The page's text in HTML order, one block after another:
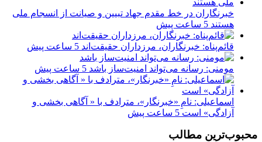
خبرنگاران در خط مقدم جهاد تبیین و صیانت از انسجام ملی
هستند 5 ساعت پیش
قائم‌پناه: ‏خبرنگاران، مرزداران حقیقت‌اند 5 ساعت پیش
مومنی: رسانه می‌تواند امنیت‌ساز باشد 5 ساعت پیش
اسماعیلی: نامِ «خبرنگار»، مترادف با « آگاهی بخشی و
آزادگی» است 5 ساعت پیش
محبوب‌ترین مطالب